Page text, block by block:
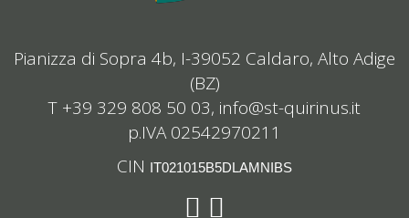
Pianizza di Sopra 4b, I-39052 Caldaro, Alto Adige
(BZ)
T +39 329 808 50 03, info@st-quirinus.it
p.IVA 02542970211
CIN
IT021015B5DLAMNIBS